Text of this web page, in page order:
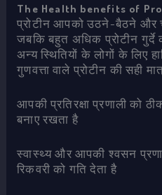
The Health benefits of
प्रोटीन आपको उठने-बैठने और
जबकि बहुत अधिक प्रोटीन
अन्य स्थितियों के लोगों के लिए
गुणवत्ता वाले प्रोटीन की सही
आपकी प्रतिरक्षा प्रणाली को
बनाए रखता है
स्वास्थ्य और आपकी श्वसन
रिकवरी को गति देता है